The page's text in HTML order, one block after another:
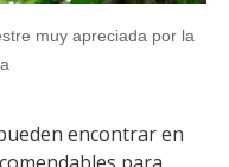
muy apreciada por la
encontrar en